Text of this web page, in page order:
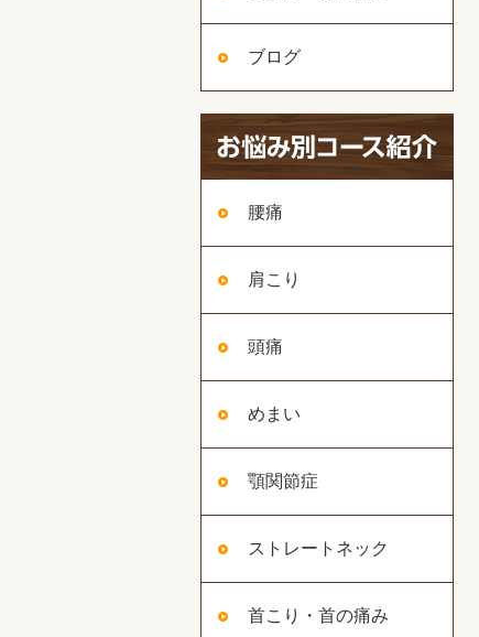
ブログ
腰痛
肩こり
頭痛
めまい
顎関節症
ストレートネック
首こり・首の痛み